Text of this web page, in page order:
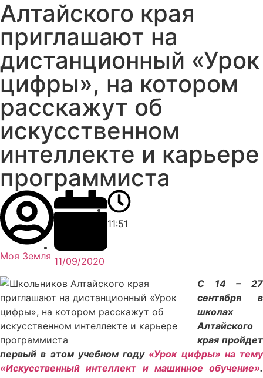
Алтайского края
приглашают на
дистанционный «Урок
цифры», на котором
расскажут об
искусственном
интеллекте и карьере
программиста
Моя Земля 11/09/2020
11:51
С 14 – 27
сентября в
школах
Алтайского
края пройдет
первый в этом учебном году «Урок цифры» на тему
«Искусственный интеллект и машинное обучение».